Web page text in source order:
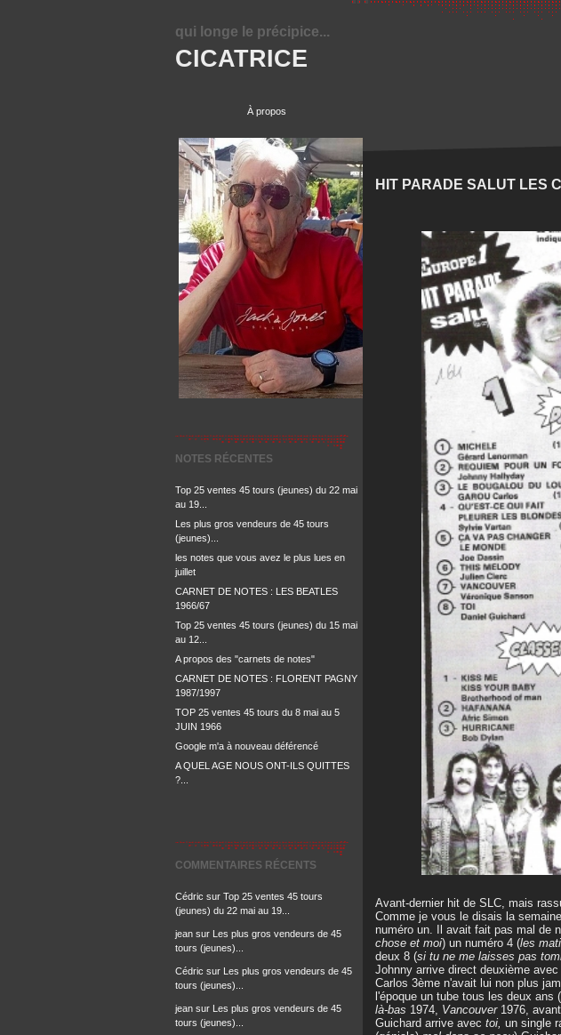
CICATRICE
qui longe le précipice...
À propos
NOTES RÉCENTES
Top 25 ventes 45 tours (jeunes) du 22 mai
au 19...
Les plus gros vendeurs de 45 tours
(jeunes)...
les notes que vous avez le plus lues en
juillet
CARNET DE NOTES : LES BEATLES
1966/67
Top 25 ventes 45 tours (jeunes) du 15 mai
au 12...
A propos des "carnets de notes"
CARNET DE NOTES : FLORENT PAGNY
1987/1997
TOP 25 ventes 45 tours du 8 mai au 5
JUIN 1966
Google m'a à nouveau déférencé
A QUEL AGE NOUS ONT-ILS QUITTES
?...
COMMENTAIRES RÉCENTS
Cédric sur Top 25 ventes 45 tours
(jeunes) du 22 mai au 19...
jean sur Les plus gros vendeurs de 45
tours (jeunes)...
Cédric sur Les plus gros vendeurs de 45
tours (jeunes)...
jean sur Les plus gros vendeurs de 45
tours (jeunes)...
HIT PARADE SALUT LES
Avant-dernier hit de SLC, mais
Comme je vous le disais la
numéro un. Il avait fait pas mal de
chose et moi) un numéro 4 (les
deux 8 (si tu ne me laisses pas
Johnny arrive direct deuxième
Carlos 3ème n'avait lui non plus
l'époque un tube tous les deux ans (
là-bas 1974, Vancouver1976, avant
Guichard arrive avec toi, un single